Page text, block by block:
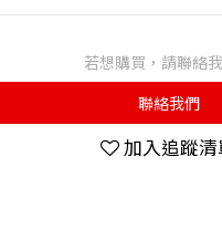
若想購買，請聯絡
聯絡我們
加入追蹤清